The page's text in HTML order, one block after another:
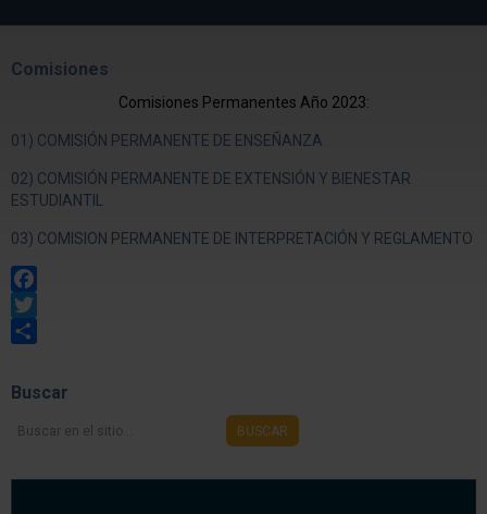
Comisiones
Comisiones Permanentes Año 2023:
01) COMISIÓN PERMANENTE DE ENSEÑANZA
02) COMISIÓN PERMANENTE DE EXTENSIÓN Y BIENESTAR
ESTUDIANTIL
03) COMISION PERMANENTE DE INTERPRETACIÓN Y REGLAMENTO
Facebook
Twitter
Buscar
Buscar
BUSCAR